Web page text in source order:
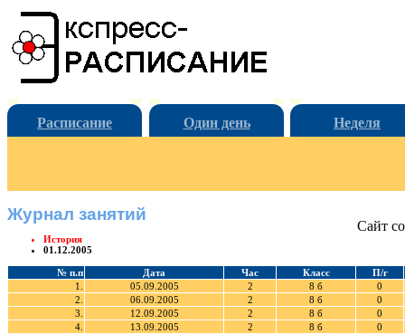
Расписание Один день Неделя
Журнал занятий
История
01.12.2005
№ п.п Дата Час Класс
П/г
1.
05.09.2005 2 8 б
0
2.
06.09.2005 2 8 б
0
3.
12.09.2005 2 8 б
0
4.
13.09.2005 2 8 б
0
Сайт